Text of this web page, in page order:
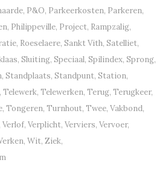
, P&O, Parkeerkosten, Parkeren,
, Philippeville, Project, Rampzalig,
, Roeselaere, Sankt Vith, Satelliet,
, Sluiting, Speciaal, Spilindex, Sprong,
, Standplaats, Standpunt, Station,
, Telewerk, Telewerken, Terug, Terugkeer,
, Tongeren, Turnhout, Twee, Vakbond,
Verlof, Verplicht, Verviers, Vervoer,
, Wit, Ziek,